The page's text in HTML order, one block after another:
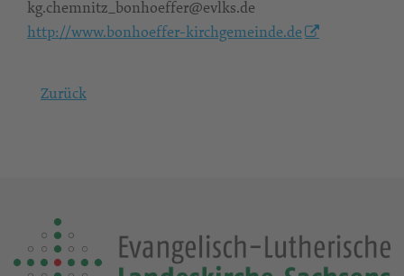
kg.chemnitz_bonhoeffer@evlks.de
http://www.bonhoeffer-kirchgemeinde.de
Zurück